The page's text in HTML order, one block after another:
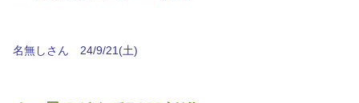
名無しさん 24/9/21(土)